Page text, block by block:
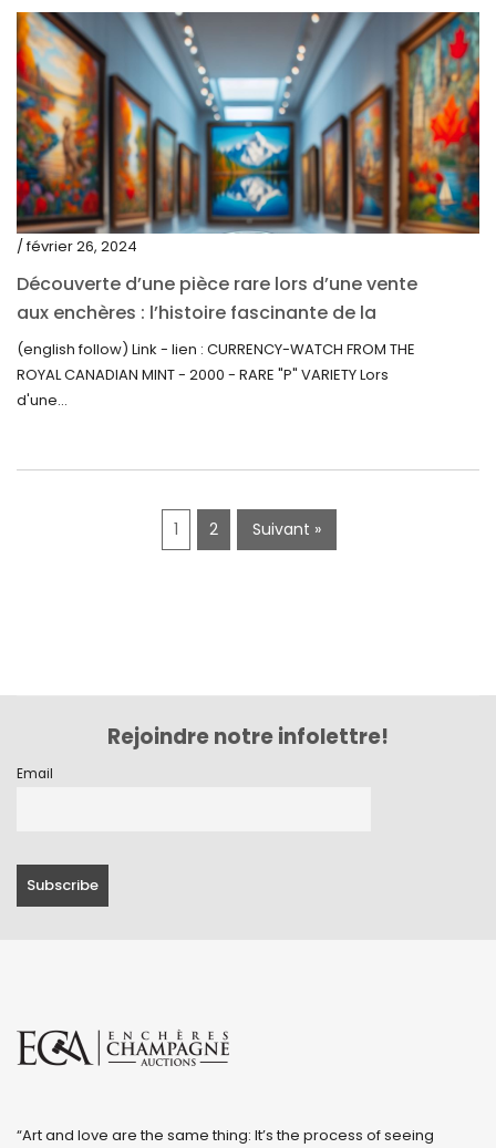
juillet 2020
juin 2020
mai 2020
mars 2020
février 2020
décembre 2019
octobre 2019
septembre 2019
juin 2019
avril 2019
/ février 26, 2024
Découverte d’une pièce rare lors d’une vente
aux enchères : l’histoire fascinante de la
Monnaie-Montre de la Monnaie Royale du
Canada (2000) Rare Variété « P »
(english follow) Link - lien : CURRENCY-WATCH FROM THE
ROYAL CANADIAN MINT - 2000 - RARE "P" VARIETY Lors
d'une...
1 2 Suivant »
Rejoindre notre infolettre!
Email
“Art and love are the same thing: It’s the process of seeing